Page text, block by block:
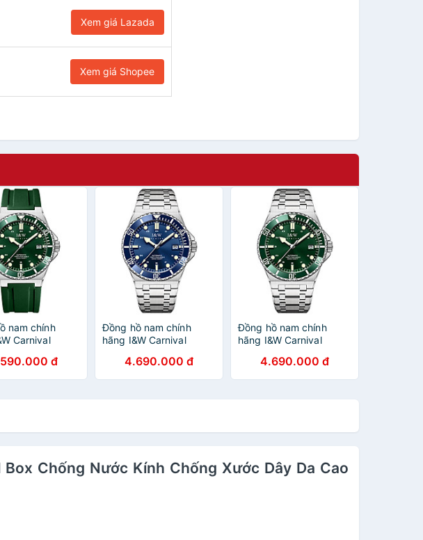
Xem giá Lazada
Xem giá Shopee
nam chính
Carnival
,Kính chống
nước
đ
Đồng hồ nam chính
hãng I&W Carnival
fullbox ,Kính chống
xước,Chống nước
4.690.000 đ
Đồng hồ nam chính
hãng I&W Carnival
fullbox ,Kính chống
xước,Chống nước
4.690.000 đ
Chống Nước Kính Chống Xước Dây Da Cao